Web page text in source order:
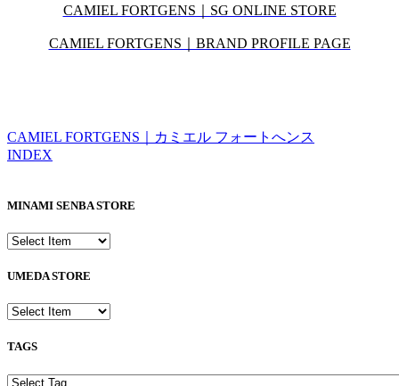
CAMIEL FORTGENS｜SG ONLINE STORE
CAMIEL FORTGENS｜BRAND PROFILE PAGE
CAMIEL FORTGENS｜カミエル フォートへンス
INDEX
MINAMI SENBA STORE
UMEDA STORE
TAGS